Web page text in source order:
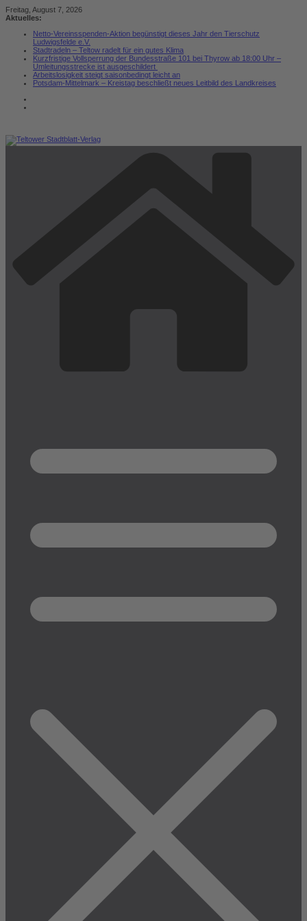
Zum
Inhalt
Freitag, August 7, 2026
Aktuelles:
Netto-Vereinsspenden-Aktion begünstigt dieses Jahr den Tierschutz
Ludwigsfelde e.V.
Stadtradeln – Teltow radelt für ein gutes Klima
Kurzfristige Vollsperrung der Bundesstraße 101 bei Thyrow ab 18:00 Uhr –
Umleitungsstrecke ist ausgeschildert
Arbeitslosigkeit steigt saisonbedingt leicht an
Potsdam-Mittelmark – Kreistag beschließt neues Leitbild des Landkreises